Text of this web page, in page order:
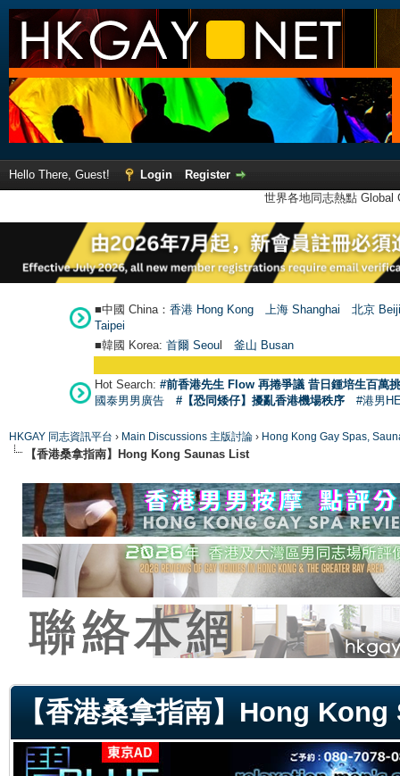
Hello There, Guest! Login
Register
世界各地同志熱點
■中國 China： 香港 Hong Kong 上海 Shanghai
北京
Taipei
■韓國 Korea: 首爾 Seoul 釜山 Busan
Hot Search: #前香港先生 Flow 再捲爭議 昔日鍾培生百萬
國泰男男廣告
#【恐同矮仔】擾亂香港機場秩序 #港男
HKGAY 同志資訊平台 › Main Discussions 主版討論 › Hong Kong Gay Spas,
【香港桑拿指南】Hong Kong Saunas List
【香港桑拿指南】Hong